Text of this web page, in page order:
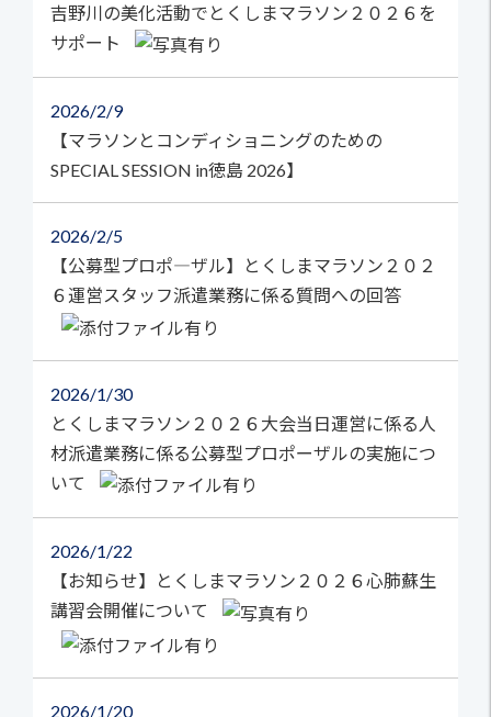
吉野川の美化活動でとくしまマラソン２０２６を
サポート
2026 2/9
【マラソンとコンディショニングのための
SPECIAL SESSION in徳島 2026】
2026 2/5
【公募型プロポ―ザル】とくしまマラソン２０２
６運営スタッフ派遣業務に係る質問への回答
2026 1/30
とくしまマラソン２０２６大会当日運営に係る人
材派遣業務に係る公募型プロポーザルの実施につ
いて
2026 1/22
【お知らせ】とくしまマラソン２０２６心肺蘇生
講習会開催について
2026 1/20